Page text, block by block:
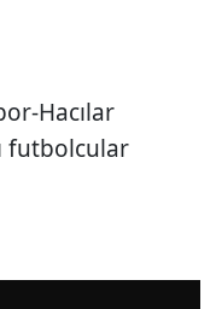
Hacılar
futbolcular